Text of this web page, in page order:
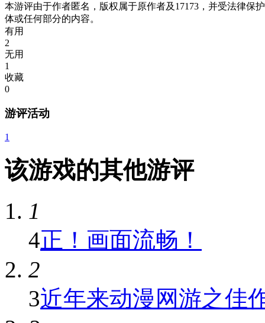
本游评由于作者匿名，版权属于原作者及17173，并受法律保
体或任何部分的内容。
有用
2
无用
1
收藏
0
游评活动
1
该游戏的其他游评
1
4正！画面流畅！
2
3近年来动漫网游之佳